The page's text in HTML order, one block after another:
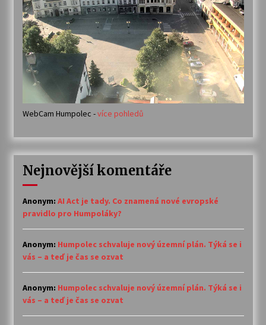
WebCam Humpolec -více pohledů
Nejnovější komentáře
Anonym: AI Act je tady. Co znamená nové evropské
pravidlo pro Humpoláky?
Anonym: Humpolec schvaluje nový územní plán. Týká se i
vás – a teď je čas se ozvat
Anonym: Humpolec schvaluje nový územní plán. Týká se i
vás – a teď je čas se ozvat